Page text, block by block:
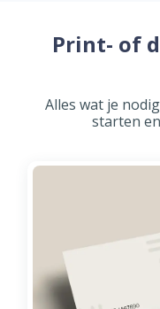
Print- of
Alles wat je
starten